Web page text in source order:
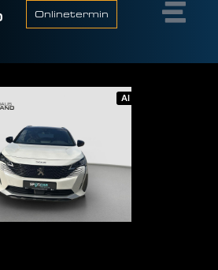
Onlinetermin
AI